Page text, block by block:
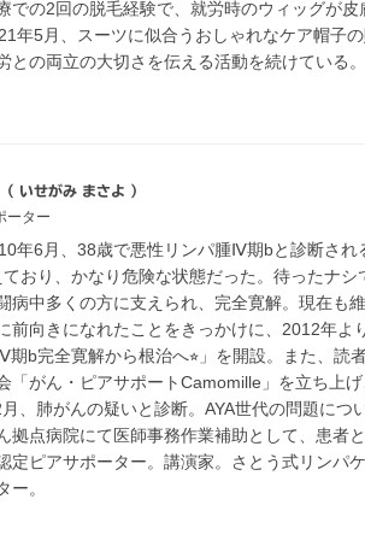
での2回の脱毛経験で、就労時のウィッグが
年5月、スーツに似合うおしゃれなケア帽子
との両立の大切さを伝える活動を続けている。
（ いせがみ まさよ ）
ーター
年6月、38歳で悪性リンパ腫Ⅳ期bと診断され
おり、かなり危険な状態だった。待ったナ
病中多くの方に支えられ、完全寛解。現在も
前向きになれたことをきっかけに、2012年よ
b完全寛解から根治へ⭐︎」を開設。また、読
「がん・ピアサポートCamomille」を立ち上
、肺がんの疑いと診断。AYA世代の問題につ
拠点病院にて医師事務作業補助として、患者
定ピアサポーター。講演家。さとう式リンパ
ー。